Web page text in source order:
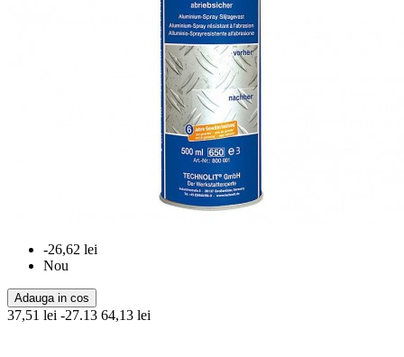
-26,62 lei
Nou
Adauga in cos
37,51 lei -27.13 64,13 lei